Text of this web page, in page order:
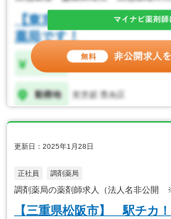
更新日：2025年1月28日
正社員 調剤薬局
調剤薬局の薬剤師求人（法人名非公開
【三重県松阪市】 駅チカ！